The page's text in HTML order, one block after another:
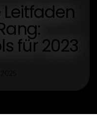
für 2023